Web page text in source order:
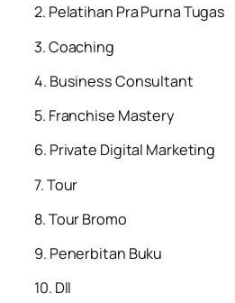
2. Pelatihan Pra Purna Tugas
3. Coaching
4. Business Consultant
5. Franchise Mastery
6. Private Digital Marketing
7. Tour
8. Tour Bromo
9. Penerbitan Buku
10. Dll